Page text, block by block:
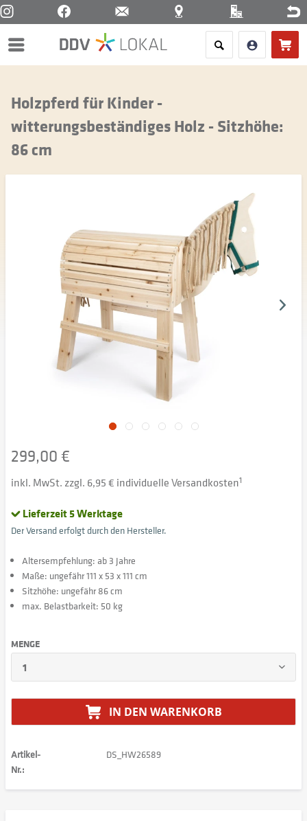
Menü
Holzpferd für Kinder -
witterungsbeständiges Holz - Sitzhöhe:
86 cm
299,00 €
inkl. MwSt. zzgl. 6,95 € individuelle Versandkosten1
Lieferzeit 5 Werktage
Der Versand erfolgt durch den Hersteller.
Altersempfehlung: ab 3 Jahre
Maße: ungefähr 111 x 53 x 111 cm
Sitzhöhe: ungefähr 86 cm
max. Belastbarkeit: 50 kg
MENGE
IN DEN WARENKORB
Artikel-
Nr.:
DS_HW26589